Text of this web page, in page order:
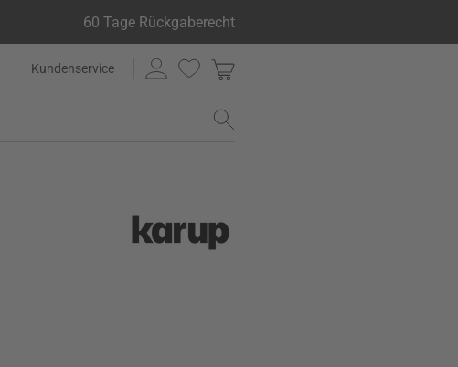
60 Tage Rückgaberecht
Kundenservice